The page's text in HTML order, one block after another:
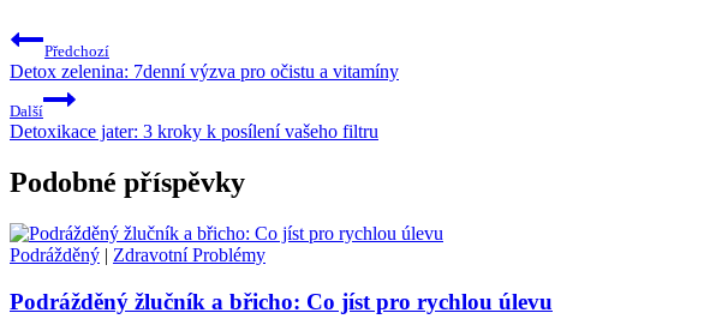
Předchozí
Detox zelenina: 7denní výzva pro očistu a vitamíny
Další
Detoxikace jater: 3 kroky k posílení vašeho filtru
Podobné příspěvky
Podrážděný | Zdravotní Problémy
Podrážděný žlučník a břicho: Co jíst pro rychlou úlevu